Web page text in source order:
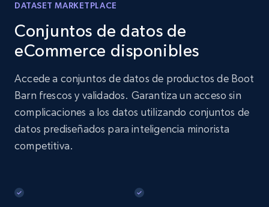
DATASET MARKETPLACE
Conjuntos de datos de
eCommerce disponibles
Accede a conjuntos de datos de productos de Boot
Barn frescos y validados. Garantiza un acceso sin
complicaciones a los datos utilizando conjuntos de
datos prediseñados para inteligencia minorista
competitiva.